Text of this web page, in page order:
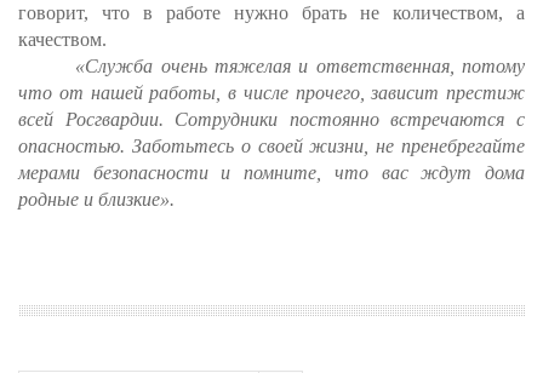
говорит, что в работе нужно брать не количеством, а
качеством.
«Служба очень тяжелая и ответственная, потому
что от нашей работы, в числе прочего, зависит престиж
всей Росгвардии. Сотрудники постоянно встречаются с
опасностью. Заботьтесь о своей жизни, не пренебрегайте
мерами безопасности и помните, что вас ждут дома
родные и близкие».